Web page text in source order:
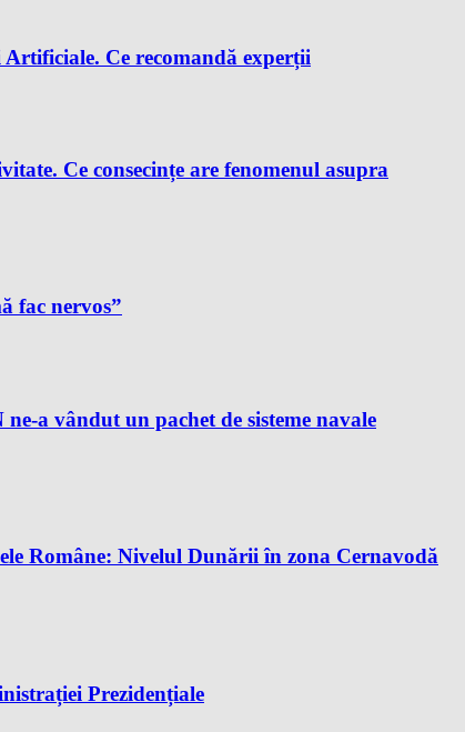
Ce recomandă experții
Ce consecințe are fenomenul asupra
fac nervos”
a vândut un pachet de sisteme navale
Române: Nivelul Dunării în zona Cernavodă
Prezidențiale